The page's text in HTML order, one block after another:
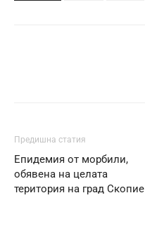
Предишна статия
Епидемия от морбили,
обявена на целата
територия на град Скопие